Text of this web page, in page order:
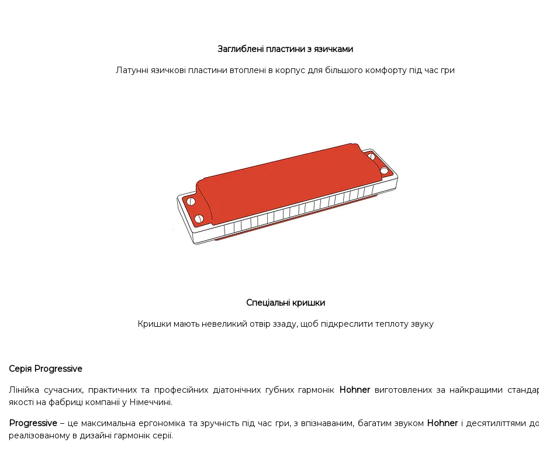
Заглиблені пластини з язичками
Латунні язичкові пластини втоплені в корпус для більшого комфорту під час гри
Спеціальні кришки
Кришки мають невеликий отвір ззаду, щоб підкреслити теплоту звуку
Серія Progressive
Лінійка сучасних, практичних та професійних діатонічних губних гармонік Hohner виготовлених за найкращими
якості на фабриці компанії у Німеччині.
Progressive– це максимальна ергономіка та зручність під час гри, з впізнаваним, багатим звуком Hohner і десятиліттями
реалізованому в дизайні гармонік серії.